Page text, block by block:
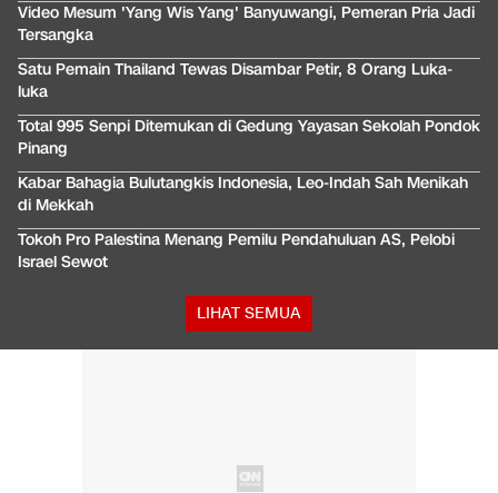
Video Mesum 'Yang Wis Yang' Banyuwangi, Pemeran Pria Jadi
Tersangka
Satu Pemain Thailand Tewas Disambar Petir, 8 Orang Luka-
luka
Total 995 Senpi Ditemukan di Gedung Yayasan Sekolah Pondok
Pinang
Kabar Bahagia Bulutangkis Indonesia, Leo-Indah Sah Menikah
di Mekkah
Tokoh Pro Palestina Menang Pemilu Pendahuluan AS, Pelobi
Israel Sewot
LIHAT SEMUA